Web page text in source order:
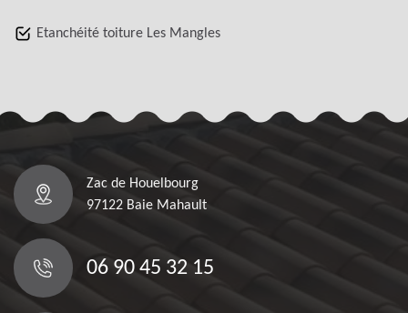
Etanchéité toiture Les Mangles
Zac de Houelbourg
97122 Baie Mahault
06 90 45 32 15